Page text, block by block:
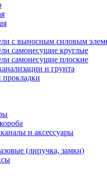
с выносным силовым
самонесущие круглые
самонесущие плоские
и грунта
прокладки
и аксессуары
(липучка, замки)